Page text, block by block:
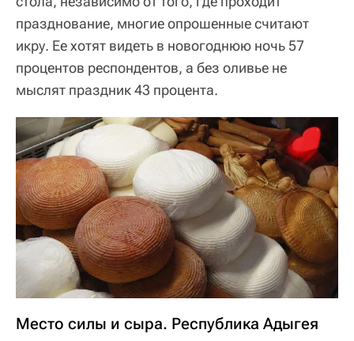
празднование, многие опрошенные считают
икру. Ее хотят видеть в новогоднюю ночь 57
процентов респондентов, а без оливье не
мыслят праздник 43 процента.
Место силы и сыра. Республика Адыгея